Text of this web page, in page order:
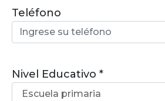
Teléfono
Nivel Educativo